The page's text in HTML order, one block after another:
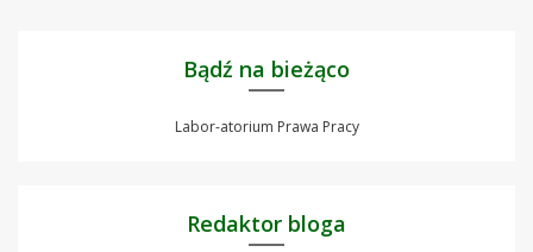
Bądź na bieżąco
Labor-atorium Prawa Pracy
Redaktor bloga